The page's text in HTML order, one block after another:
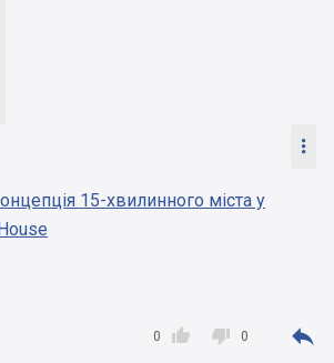

15-хвилинного міста у

0  0 